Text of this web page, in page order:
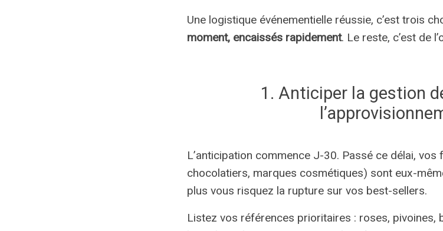
Une logistique événementielle réussie, c’est trois
moment, encaissés rapidement. Le reste, c’est de
1. Anticiper la gestion
L’anticipation commence J-30. Passé ce délai,
chocolatiers, marques cosmétiques) sont eux-
plus vous risquez la rupture sur vos best-sellers.
Listez vos références prioritaires : roses, pivoines,